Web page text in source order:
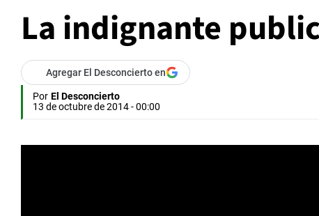
La indignante
Agregar El Desconcierto en
Por El Desconcierto
13 de octubre de 2014 - 00:00